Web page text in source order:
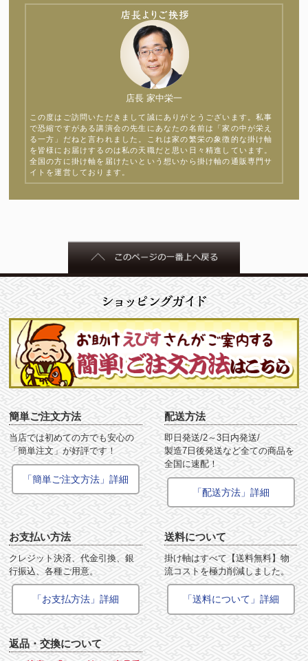
店長 家中栄一
この度はご訪問いただきまして誠にありがとうございます。私事
で恐縮ですがある講演会の先生にあなたの名前は「家の中が栄え
る一方」だねと言われました。これは家の繁栄の象徴的な掛け軸
を皆様にお届けするのは私の天職だと思い日々精進しています。
全国の方に掛け軸を届けたいという想いから掛け軸の通販専門サ
イトを運営しております。
簡単ご注文方法
当店では初めての方でも安心の
「簡単注文」が好評です！
「簡単ご注文方法」詳細
配送方法
即日発送/2～3日内発送/
製造7日後発送など全ての商品を
全国に速配！
「配送方法」詳細
お支払い方法
クレジット決済、代金引換、銀
行振込、各種ご用意。
「お支払方法」詳細
送料について
掛け軸はすべて【送料無料】物
流コストを極力削減しました。
「送料について」詳細
返品・交換について